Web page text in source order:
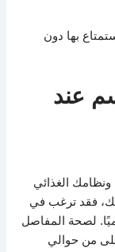
بها دون
عند
الغذائي
فقد ترغب في
لصحة المفاصل
من حوالي